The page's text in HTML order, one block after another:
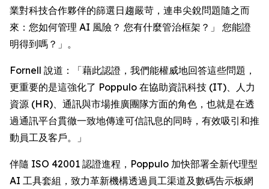
業對科技合作夥伴的篩選日趨嚴苛，連串尖銳問題隨之而
來：您如何管理 AI 風險？ 您有什麼管治框架？」 您能證
明得到嗎？」。
Fornell 說道：「藉此認證，我們能權威地回答這些問題，
更重要的是這強化了 Poppulo 在協助資訊科技 (IT)、人力
資源 (HR)、通訊與市場推廣團隊方面的角色，也就是在透
過通訊平台貫徹一致地傳達可信訊息的同時，有效吸引和推
動員工及客戶。」
伴隨 ISO 42001 認證進程，Poppulo 加快部署全新代理型
AI 工具套組，致力革新機構透過員工渠道及數碼告示板網